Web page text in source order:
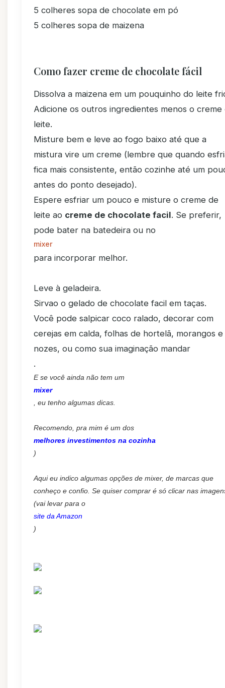
5 colheres sopa de chocolate em pó
5 colheres sopa de maizena
Como fazer creme de chocolate fácil
Dissolva a maizena em um pouquinho do leite
Adicione os outros ingredientes menos o creme
leite.
Misture bem e leve ao fogo baixo até que a
mistura vire um creme (lembre que quando
fica mais consistente, então cozinhe até um
antes do ponto desejado).
Espere esfriar um pouco e misture o creme de
leite ao creme de chocolate facil. Se preferir,
pode bater na batedeira ou no
mixer
para incorporar melhor.
Leve à geladeira.
Sirvao o gelado de chocolate facil em taças.
Você pode salpicar coco ralado, decorar com
cerejas em calda, folhas de hortelã, morangos e
nozes, ou como sua imaginação mandar
.
E se você ainda não tem um
mixer
, eu tenho algumas dicas.
Recomendo, pra mim é um dos
melhores investimentos na cozinha
)
Aqui eu indico algumas opções de mixer, de marcas que
conheço e confio. Se quiser comprar é só clicar nas
(vai levar para o
site da Amazon
)